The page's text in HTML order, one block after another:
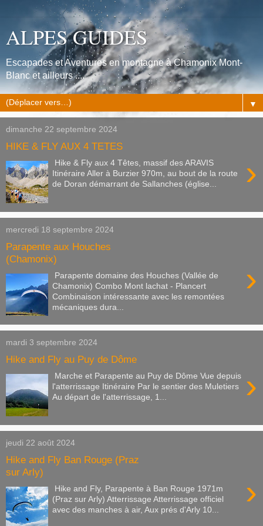
ALPES GUIDES
Escapades et Aventures en montagne à Chamonix Mont-
Blanc et ailleurs ....
▼
dimanche 22 septembre 2024
HIKE & FLY AUX 4 TETES
›
Hike & Fly aux 4 Têtes, massif des ARAVIS
Itinéraire Aller à Burzier 970m, au bout de la route
de Doran démarrant de Sallanches (église...
mercredi 18 septembre 2024
Parapente aux Houches
(Chamonix)
›
Parapente domaine des Houches (Vallée de
Chamonix) Combo Mont lachat - Plancert
Combinaison intéressante avec les remontées
mécaniques dura...
mardi 3 septembre 2024
Hike and Fly au Puy de Dôme
›
Marche et Parapente au Puy de Dôme Vue depuis
l'atterrissage Itinéraire Par le sentier des Muletiers
Au départ de l'atterrissage, 1...
jeudi 22 août 2024
Hike and Fly Ban Rouge (Praz
sur Arly)
›
Hike and Fly, Parapente à Ban Rouge 1971m
(Praz sur Arly) Atterrissage Atterrissage officiel
avec des manches à air, Aux prés d'Arly 10...